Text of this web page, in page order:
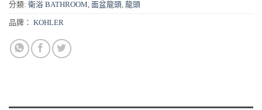
分類: 衛浴 BATHROOM, 面盆龍頭, 龍頭
品牌： KOHLER